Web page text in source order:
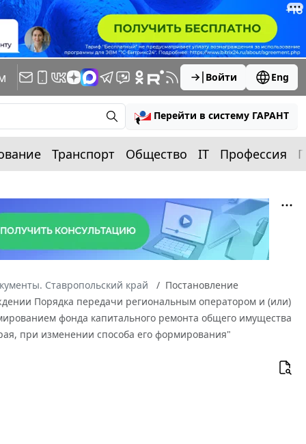
Войти Eng
Перейти в систему ГАРАНТ
Транспорт Общество IT Профессия
Ставропольский край
Постановление
Порядка передачи региональным оператором и (или)
фонда капитального ремонта общего имущества
при изменении способа его формирования"